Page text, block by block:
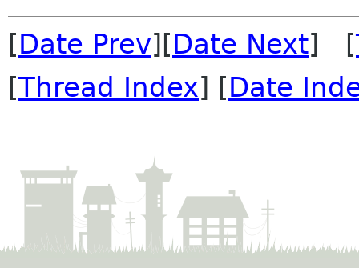
[Date Prev][Date Next] [
[Thread Index] [Date